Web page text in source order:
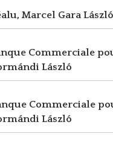
Marcel Gara László
Commerciale
László
Commerciale
László